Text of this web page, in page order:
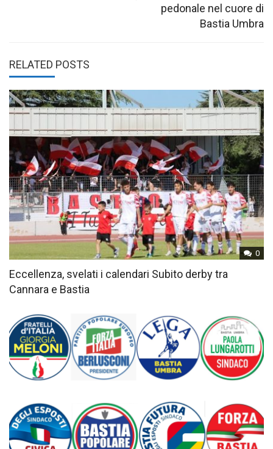
pedonale nel cuore di
Bastia Umbra
RELATED POSTS
0
Eccellenza, svelati i calendari Subito derby tra
Cannara e Bastia